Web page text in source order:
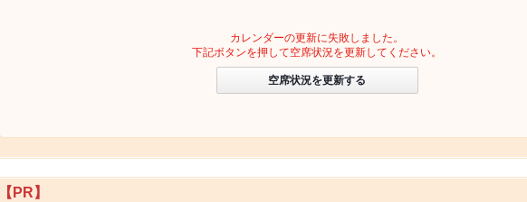
カレンダーの更新に失敗しました。
下記ボタンを押して空席状況を更新してください。
空席状況を更新する
【PR】